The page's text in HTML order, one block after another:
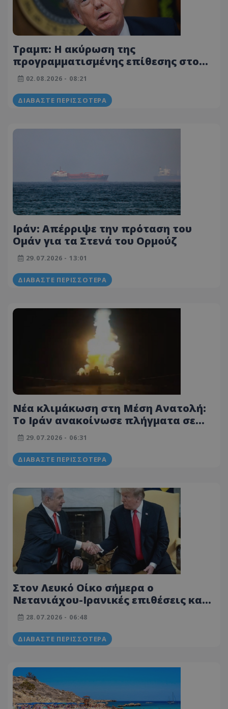
Τραμπ: Η ακύρωση της
προγραμματισμένης επίθεσης στο
Ιράν «εξαρτάται από την άμεση
επίτευξη συμφωνίας» για άνοιγμα
του Ορμούζ
02.08.2026 - 08:21
ΔΙΑΒΆΣΤΕ ΠΕΡΙΣΣΌΤΕΡΑ
Ιράν: Απέρριψε την πρόταση του
Ομάν για τα Στενά του Ορμούζ
29.07.2026 - 13:01
ΔΙΑΒΆΣΤΕ ΠΕΡΙΣΣΌΤΕΡΑ
Νέα κλιμάκωση στη Μέση Ανατολή:
Το Ιράν ανακοίνωσε πλήγματα σε
τρία τάνκερ και εκτόξευση
πυραύλων κατά αμερικανικών
στόχων
29.07.2026 - 06:31
ΔΙΑΒΆΣΤΕ ΠΕΡΙΣΣΌΤΕΡΑ
Στον Λευκό Οίκο σήμερα ο
Νετανιάχου-Ιρανικές επιθέσεις κατά
του Ιράκ
28.07.2026 - 06:48
ΔΙΑΒΆΣΤΕ ΠΕΡΙΣΣΌΤΕΡΑ